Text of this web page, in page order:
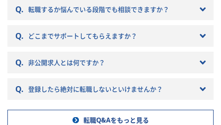
ャリアプランに応じて自分に合
った税理士法人を選ぶことが非
税理士法人を選ぶとこんな筈で
税理士法人の特徴や税理士法人
さい。
Q. 転職するか悩んでいる段階でも相談できますか？
Q. どこまでサポートしてもらえますか？
Q. 非公開求人とは何ですか？
Q. 登録したら絶対に転職しないといけませんか？
転職Q&Aをもっと見る